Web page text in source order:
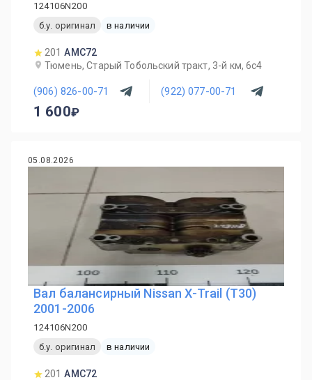
124106N200
б.у. оригинал
в наличии
201 AMC72
Тюмень, Старый Тобольский тракт, 3-й км, 6с4
(906) 826-00-71 (922) 077-00-71
1 600
05.08.2026
Вал балансирный Nissan X-Trail (T30)
2001-2006
124106N200
б.у. оригинал
в наличии
201 AMC72